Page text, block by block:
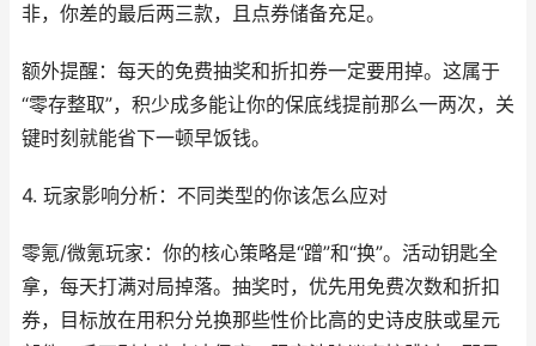
非，你差的最后两三款，且点券储备充足。
额外提醒：每天的免费抽奖和折扣券一定要用掉。这属于
“零存整取”，积少成多能让你的保底线提前那么一两次，关
键时刻就能省下一顿早饭钱。
4. 玩家影响分析：不同类型的你该怎么应对
零氪/微氪玩家：你的核心策略是“蹭”和“换”。活动钥匙全
拿，每天打满对局掉落。抽奖时，优先用免费次数和折扣
券，目标放在用积分兑换那些性价比高的史诗皮肤或星元